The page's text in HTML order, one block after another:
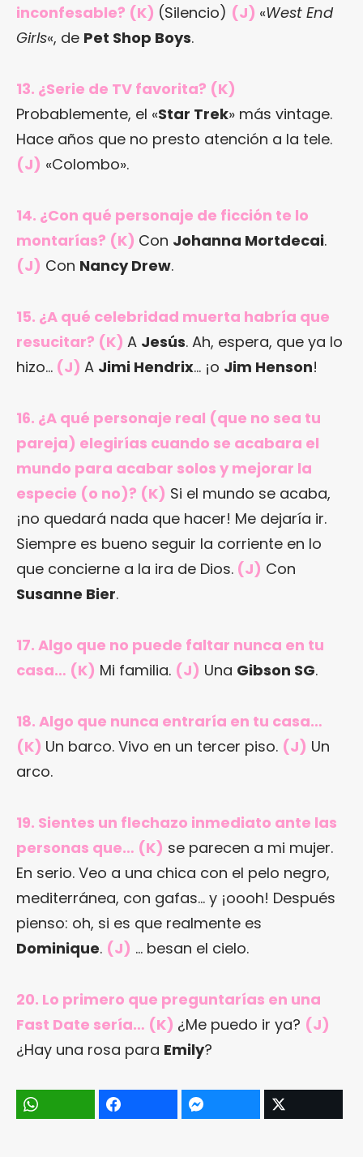
inconfesable? (K) (Silencio) (J) «West End
Girls«, de Pet Shop Boys.
13. ¿Serie de TV favorita? (K)
Probablemente, el «Star Trek» más vintage.
Hace años que no presto atención a la tele.
(J) «Colombo».
14. ¿Con qué personaje de ficción te lo
montarías? (K) Con Johanna Mortdecai.
(J) Con Nancy Drew.
15. ¿A qué celebridad muerta habría que
resucitar? (K) A Jesús. Ah, espera, que ya lo
hizo… (J) A Jimi Hendrix… ¡o Jim Henson!
16. ¿A qué personaje real (que no sea tu
pareja) elegirías cuando se acabara el
mundo para acabar solos y mejorar la
especie (o no)? (K) Si el mundo se acaba,
¡no quedará nada que hacer! Me dejaría ir.
Siempre es bueno seguir la corriente en lo
que concierne a la ira de Dios. (J) Con
Susanne Bier.
17. Algo que no puede faltar nunca en tu
casa… (K) Mi familia. (J) Una Gibson SG.
18. Algo que nunca entraría en tu casa…
(K) Un barco. Vivo en un tercer piso. (J) Un
arco.
19. Sientes un flechazo inmediato ante las
personas que… (K) se parecen a mi mujer.
En serio. Veo a una chica con el pelo negro,
mediterránea, con gafas… y ¡oooh! Después
pienso: oh, si es que realmente es
Dominique. (J) … besan el cielo.
20. Lo primero que preguntarías en una
Fast Date sería… (K) ¿Me puedo ir ya? (J)
¿Hay una rosa para Emily?